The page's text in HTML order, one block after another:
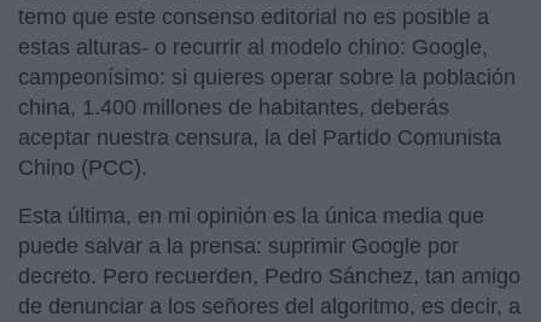
temo que este consenso editorial no es posible a
estas alturas- o recurrir al modelo chino: Google,
campeonísimo: si quieres operar sobre la población
china, 1.400 millones de habitantes, deberás
aceptar nuestra censura, la del Partido Comunista
Chino (PCC).
Esta última, en mi opinión es la única media que
puede salvar a la prensa: suprimir Google por
decreto. Pero recuerden, Pedro Sánchez, tan amigo
de denunciar a los señores del algoritmo, es decir, a